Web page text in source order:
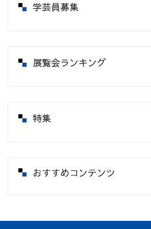
学芸員募集
展覧会ランキング
特集
おすすめコンテンツ